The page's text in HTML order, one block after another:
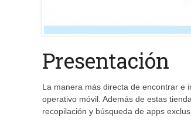
Presentación
La manera más directa de encontrar e
operativo móvil. Además de estas
recopilación y búsqueda de apps